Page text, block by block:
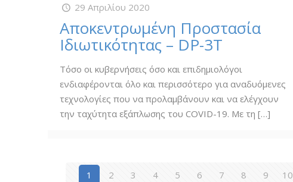
29 Απριλίου 2020
Αποκεντρωμένη Προστασία
Ιδιωτικότητας – DP-3T
Τόσο οι κυβερνήσεις όσο και επιδημιολόγοι
ενδιαφέρονται όλο και περισσότερο για αναδυόμενες
τεχνολογίες που να προλαμβάνουν και να ελέγχουν
την ταχύτητα εξάπλωσης του COVID-19. Με τη […]
1 2 3 4 5 6 7 8 9 10